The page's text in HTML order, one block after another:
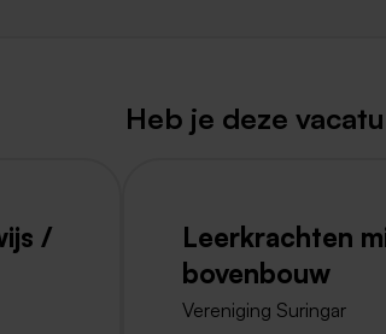
Heb je deze
/
Leerkrachten
bovenbouw
Vereniging Suringar